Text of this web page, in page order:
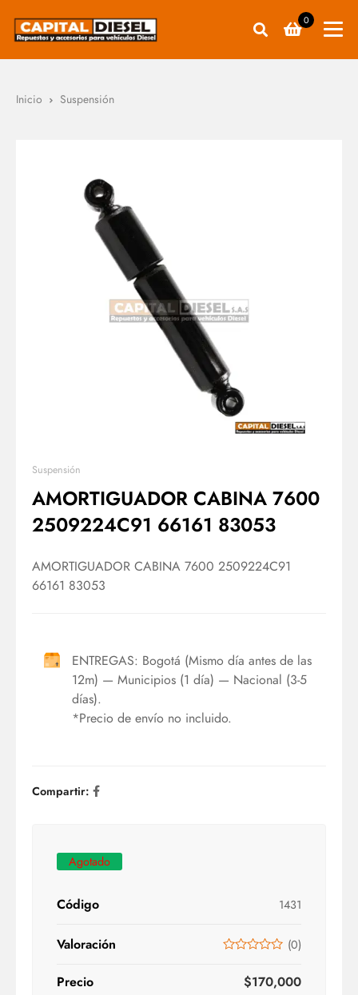
0
Inicio Suspensión
Suspensión
AMORTIGUADOR CABINA 7600
2509224C91 66161 83053
AMORTIGUADOR CABINA 7600 2509224C91
66161 83053
ENTREGAS: Bogotá (Mismo día antes de las
12m) — Municipios (1 día) — Nacional (3-5
días).
*Precio de envío no incluido.
Compartir:
Agotado
Código 1431
Valoración (0)
Precio $170,000